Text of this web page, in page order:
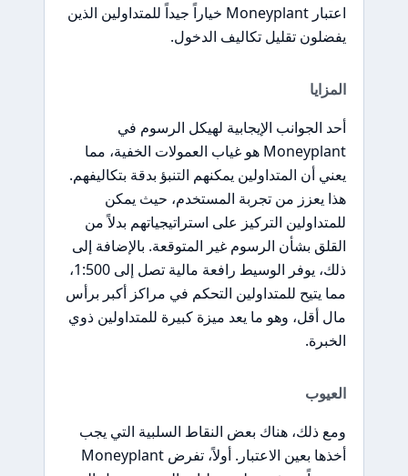
اعتبار Moneyplant خياراً جيداً للمتداولين الذين
يفضلون تقليل تكاليف الدخول.
المزايا
أحد الجوانب الإيجابية لهيكل الرسوم في
Moneyplant هو غياب العمولات الخفية، مما
يعني أن المتداولين يمكنهم التنبؤ بدقة بتكاليفهم.
هذا يعزز من تجربة المستخدم، حيث يمكن
للمتداولين التركيز على استراتيجياتهم بدلاً من
القلق بشأن الرسوم غير المتوقعة. بالإضافة إلى
ذلك، يوفر الوسيط رافعة مالية تصل إلى 1:500،
مما يتيح للمتداولين التحكم في مراكز أكبر برأس
مال أقل، وهو ما يعد ميزة كبيرة للمتداولين ذوي
الخبرة.
العيوب
ومع ذلك، هناك بعض النقاط السلبية التي يجب
أخذها بعين الاعتبار. أولاً، تفرض Moneyplant